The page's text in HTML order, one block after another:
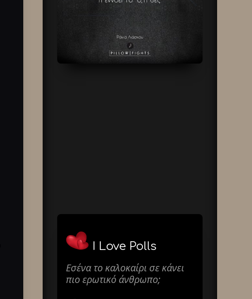
I Love Polls
Εσένα το καλοκαίρι σε κάνει
πιο ερωτικό άνθρωπο;